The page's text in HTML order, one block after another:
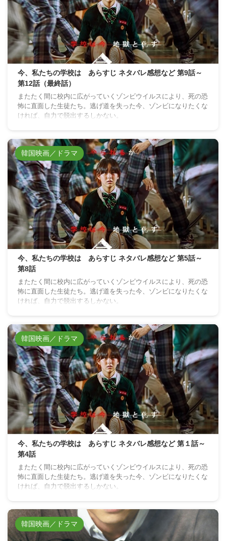
今、私たちの学校は あらすじ ネタバレ感想など 第9話～
第12話（最終話）
またたく間に校内に広がっていくゾンビウイルスにより、死の恐
怖に直面した生徒たち。逃げ道を失った今、ゾンビになりたくな
ければ、自力で脱出するしかない。
韓国映画／ドラマ
今、私たちの学校は あらすじ ネタバレ感想など 第5話～
第8話
またたく間に校内に広がっていくゾンビウイルスにより、死の恐
怖に直面した生徒たち。逃げ道を失った今、ゾンビになりたくな
ければ、自力で脱出するしかない。
韓国映画／ドラマ
今、私たちの学校は あらすじ ネタバレ感想など 第１話～
第4話
またたく間に校内に広がっていくゾンビウイルスにより、死の恐
怖に直面した生徒たち。逃げ道を失った今、ゾンビになりたくな
ければ、自力で脱出するしかない。
韓国映画／ドラマ